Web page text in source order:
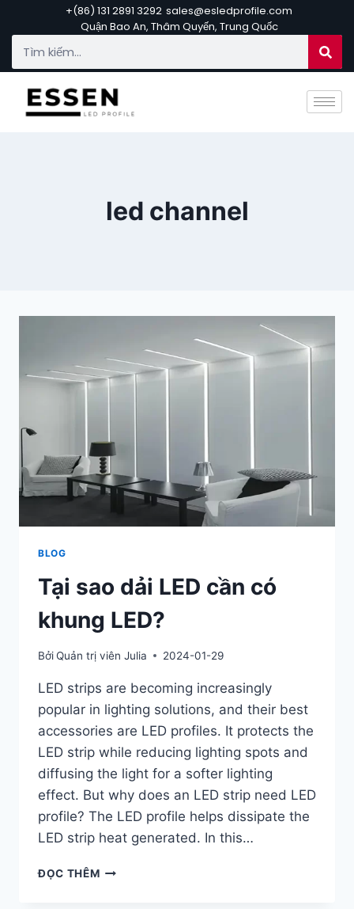
+(86) 131 2891 3292 sales@esledprofile.com
Quận Bao An, Thâm Quyến, Trung Quốc
led channel
BLOG
Tại sao dải LED cần có
khung LED?
BởiQuản trị viên Julia 2024-01-29
LED strips are becoming increasingly
popular in lighting solutions, and their best
accessories are LED profiles. It protects the
LED strip while reducing lighting spots and
diffusing the light for a softer lighting
effect. But why does an LED strip need LED
profile? The LED profile helps dissipate the
LED strip heat generated. In this…
ĐỌC THÊM